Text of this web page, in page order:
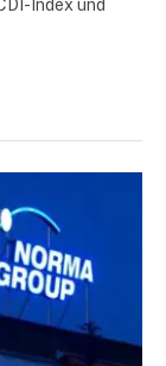
Index und